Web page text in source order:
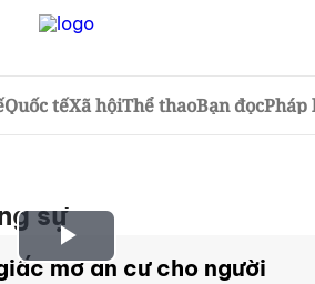
Quốc tếXã hộiThể thaoBạn đọcPháp
sự
Play
mơ an cư cho người